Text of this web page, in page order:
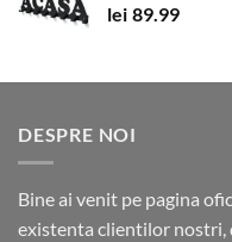
lei 89.99
DESPRE NOI
Bine ai venit pe pagina
existenta clientilor nostri,